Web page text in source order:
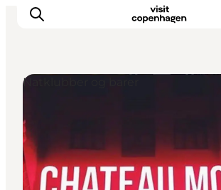
Aktiviteter
Spis & drik
Områder
Natklubber og barer